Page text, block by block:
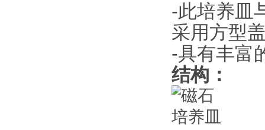
-此培养皿
采用方型
-具有丰富
结构：